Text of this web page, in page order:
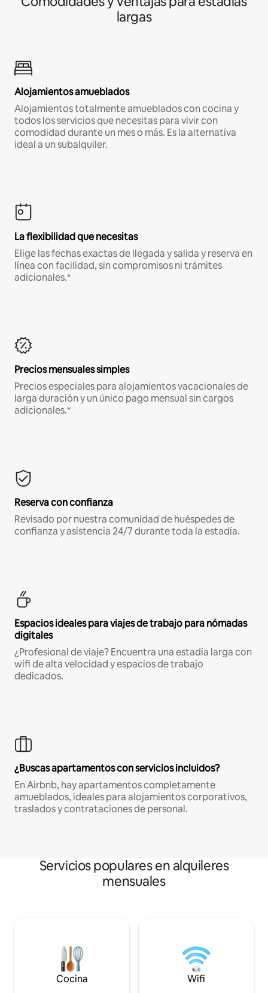
largas
Alojamientos amueblados
Alojamientos totalmente amueblados con cocina y
todos los servicios que necesitas para vivir con
comodidad durante un mes o más. Es la alternativa
ideal a un subalquiler.
La flexibilidad que necesitas
Elige las fechas exactas de llegada y salida y reserva en
línea con facilidad, sin compromisos ni trámites
adicionales.*
Precios mensuales simples
Precios especiales para alojamientos vacacionales de
larga duración y un único pago mensual sin cargos
adicionales.*
Reserva con confianza
Revisado por nuestra comunidad de huéspedes de
confianza y asistencia 24/7 durante toda la estadía.
Espacios ideales para viajes de trabajo para nómadas
digitales
¿Profesional de viaje? Encuentra una estadía larga con
wifi de alta velocidad y espacios de trabajo
dedicados.
¿Buscas apartamentos con servicios incluidos?
En Airbnb, hay apartamentos completamente
amueblados, ideales para alojamientos corporativos,
traslados y contrataciones de personal.
Servicios populares en alquileres
mensuales
Cocina Wifi